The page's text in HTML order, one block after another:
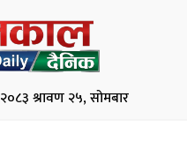
२०८३ श्रावण २५, सोमबार